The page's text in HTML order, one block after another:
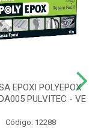
EPOXI POLYEPOX
PULVITEC - VE
Código: 12288